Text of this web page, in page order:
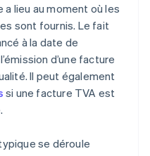
lieu au moment où les
sont fournis. Le fait
à la date de
d’une facture
Il peut également
si une facture TVA est
se déroule